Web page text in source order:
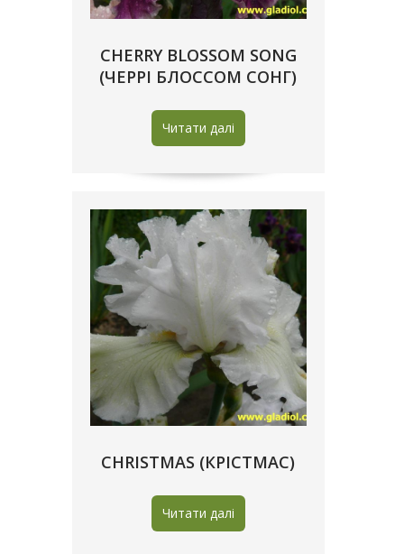
CHERRY BLOSSOM SONG
(ЧЕРРІ БЛОССОМ СОНГ)
Читати далі
CHRISTMAS (КРІСТМАС)
Читати далі